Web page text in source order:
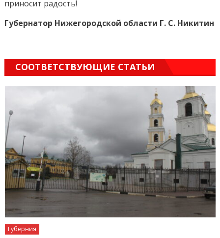
приносит радость!
Губернатор Нижегородской области Г. С. Никитин
СООТВЕТСТВУЮЩИЕ СТАТЬИ
Губерния